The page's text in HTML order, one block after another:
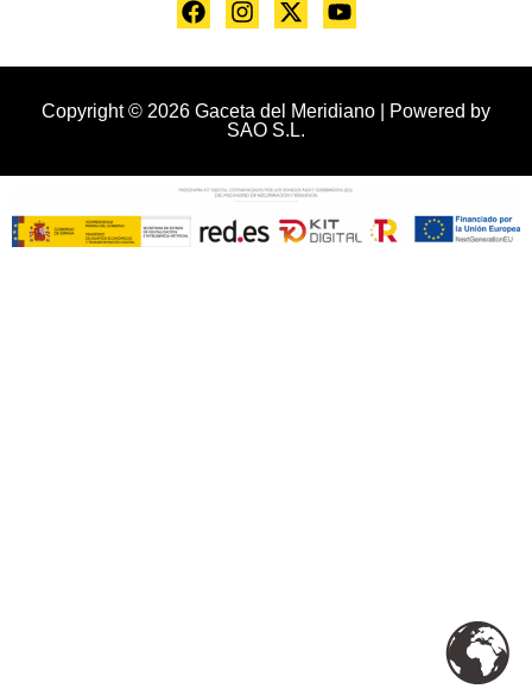
Copyright © 2026 Gaceta del Meridiano | Powered by
SAO S.L.